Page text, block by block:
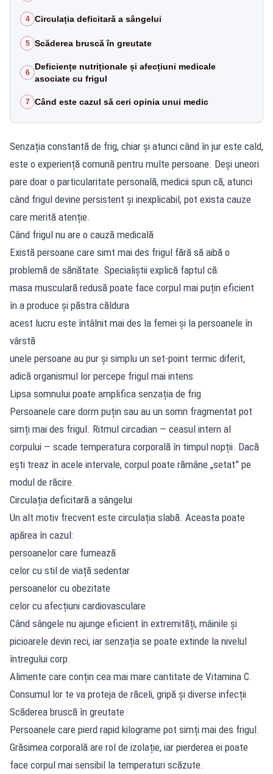
4 Circulația deficitară a sângelui
5 Scăderea bruscă în greutate
6
Deficiențe nutriționale și afecțiuni medicale
asociate cu frigul
7 Când este cazul să ceri opinia unui medic
Senzația constantă de frig, chiar și atunci când în jur este cald,
este o experiență comună pentru multe persoane. Deși uneori
pare doar o particularitate personală, medicii spun că, atunci
când frigul devine persistent și inexplicabil, pot exista cauze
care merită atenție.
Când frigul nu are o cauză medicală
Există persoane care simt mai des frigul fără să aibă o
problemă de sănătate. Specialiștii explică faptul că:
masa musculară redusă poate face corpul mai puțin eficient
în a produce și păstra căldura
acest lucru este întâlnit mai des la femei și la persoanele în
vârstă
unele persoane au pur și simplu un set-point termic diferit,
adică organismul lor percepe frigul mai intens
Lipsa somnului poate amplifica senzația de frig
Persoanele care dorm puțin sau au un somn fragmentat pot
simți mai des frigul. Ritmul circadian — ceasul intern al
corpului — scade temperatura corporală în timpul nopții. Dacă
ești treaz în acele intervale, corpul poate rămâne „setat” pe
modul de răcire.
Circulația deficitară a sângelui
Un alt motiv frecvent este circulația slabă. Aceasta poate
apărea în cazul:
persoanelor care fumează
celor cu stil de viață sedentar
persoanelor cu obezitate
celor cu afecțiuni cardiovasculare
Când sângele nu ajunge eficient în extremități, mâinile și
picioarele devin reci, iar senzația se poate extinde la nivelul
întregului corp.
Alimente care conțin cea mai mare cantitate de Vitamina C.
Consumul lor te va proteja de răceli, gripă și diverse infecții
Scăderea bruscă în greutate
Persoanele care pierd rapid kilograme pot simți mai des frigul.
Grăsimea corporală are rol de izolație, iar pierderea ei poate
face corpul mai sensibil la temperaturi scăzute.